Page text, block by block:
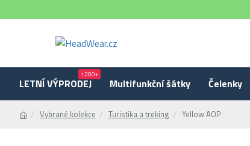
LETNÍ VÝPRODEJ
1200+
Multifunkční šátky Čelenky
Vybrané kolekce Turistika a treking Yellow AOP